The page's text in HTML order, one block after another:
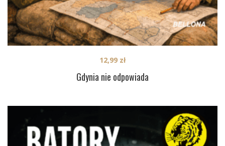
Gdynia nie odpowiada
12,99 zł